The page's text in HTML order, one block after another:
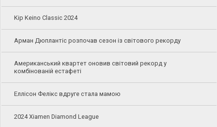
Kip Keino Classic 2024
Арман Дюплантіс розпочав сезон із світового рекорду
Американський квартет оновив світовий рекорд у
комбінованій естафеті
Еллісон Фелікс вдруге стала мамою
2024 Xiamen Diamond League